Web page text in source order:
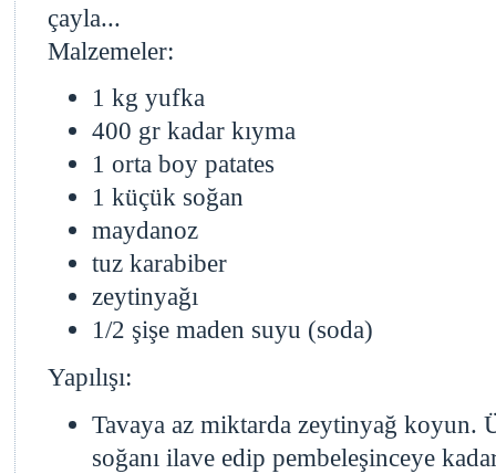
çayla...
Malzemeler:
1 kg yufka
400 gr kadar kıyma
1 orta boy patates
1 küçük soğan
maydanoz
tuz karabiber
zeytinyağı
1/2 şişe maden suyu (soda)
Yapılışı:
Tavaya az miktarda zeytinyağ koyun.
soğanı ilave edip pembeleşinceye